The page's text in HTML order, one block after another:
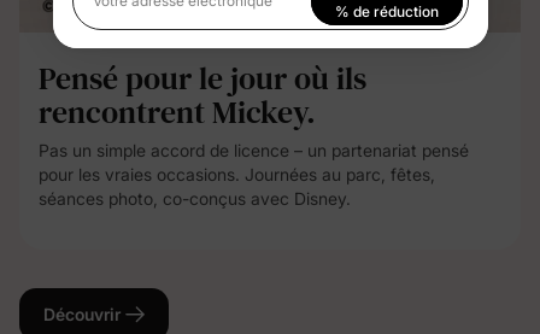
Pensé pour le jour où ils
rencontrent Mickey.
Pas un simple accord de licence – un partenariat pensé
pour les vraies occasions. Journées au parc, fêtes,
séances photo, co-conçus avec Disney.
Découvrir
Votre adresse électronique
% de réduction
confidentialité